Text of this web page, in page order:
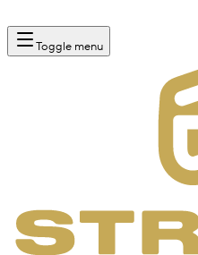
Toggle menu